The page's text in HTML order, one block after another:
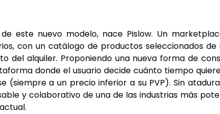
este nuevo modelo, nace Pislow. Un
con un catálogo de productos seleccionados
del alquiler. Proponiendo una nueva forma de
donde el usuario decide cuánto tiempo
(siempre a un precio inferior a su PVP). Sin
y colaborativo de una de las industrias más